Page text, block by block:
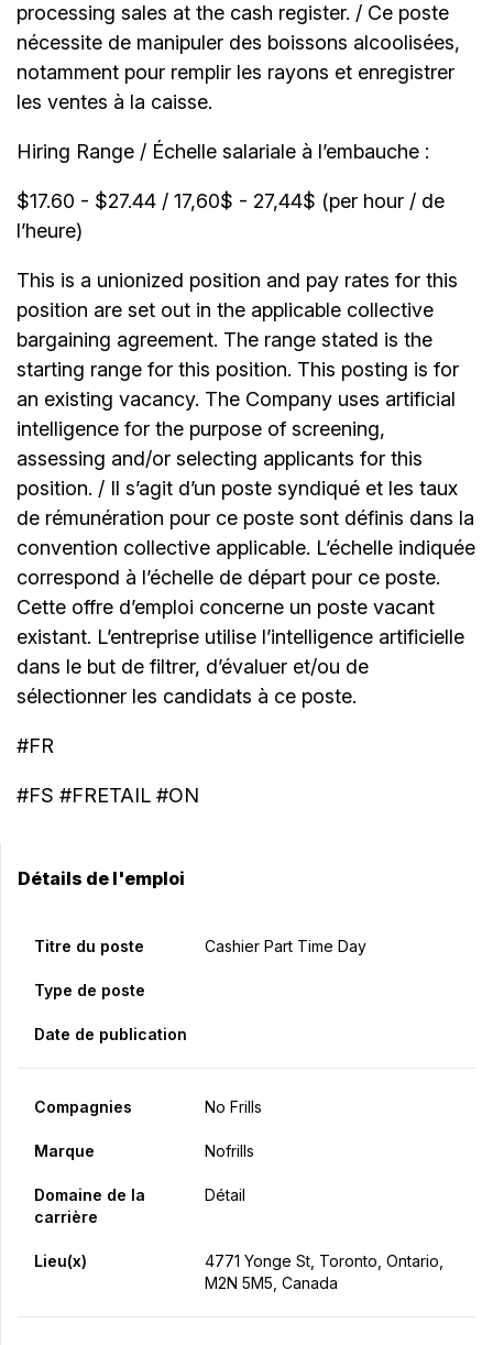
processing sales at the cash register. / Ce poste
nécessite de manipuler des boissons alcoolisées,
notamment pour remplir les rayons et enregistrer
les ventes à la caisse.
Hiring Range / Échelle salariale à l’embauche :
$17.60 - $27.44 / 17,60$ - 27,44$ (per hour / de
l’heure)
This is a unionized position and pay rates for this
position are set out in the applicable collective
bargaining agreement. The range stated is the
starting range for this position. This posting is for
an existing vacancy. The Company uses artificial
intelligence for the purpose of screening,
assessing and/or selecting applicants for this
position. / Il s’agit d’un poste syndiqué et les taux
de rémunération pour ce poste sont définis dans la
convention collective applicable. L’échelle indiquée
correspond à l’échelle de départ pour ce poste.
Cette offre d’emploi concerne un poste vacant
existant. L’entreprise utilise l’intelligence artificielle
dans le but de filtrer, d’évaluer et/ou de
sélectionner les candidats à ce poste.
#FR
#FS #FRETAIL #ON
Détails de l'emploi
Titre du poste Cashier Part Time Day
Type de poste
Date de publication
Compagnies No Frills
Marque Nofrills
Domaine de la
carrière
Détail
Lieu(x)
4771 Yonge St, Toronto, Ontario,
M2N 5M5, Canada